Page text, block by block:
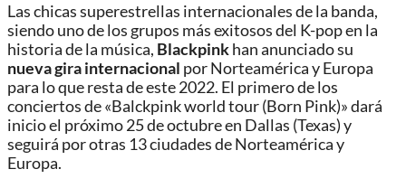
Las chicas superestrellas internacionales de la banda,
siendo uno de los grupos más exitosos del K-pop en la
historia de la música, Blackpinkhan anunciado su
nueva gira internacional por Norteamérica y Europa
para lo que resta de este 2022. El primero de los
conciertos de «Balckpink world tour (Born Pink)» dará
inicio el próximo 25 de octubre en Dallas (Texas) y
seguirá por otras 13 ciudades de Norteamérica y
Europa.